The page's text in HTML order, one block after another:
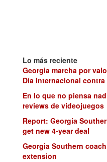
Lo más reciente
Georgia marcha por
Día Internacional
En lo que no piensa
reviews de videojuegos
Report: Georgia
get new 4-year deal
Georgia Southern
extension